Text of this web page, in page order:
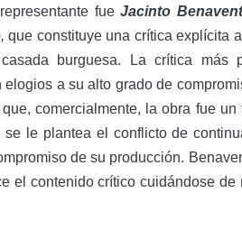
fueJacinto
que constituye una crítica explícita
burguesa. La crítica más
a su alto grado de
comercialmente, la obra fue
se le plantea el conflicto de
de su producción.
el contenido crítico cuidándose